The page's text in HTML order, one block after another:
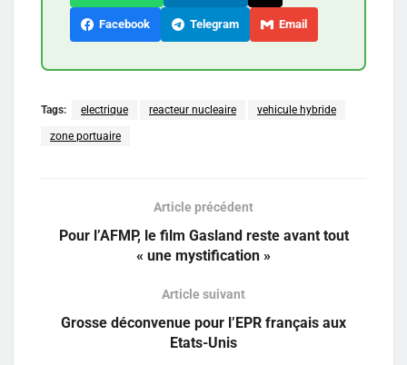
Facebook Telegram Email
Tags: electrique reacteur nucleaire vehicule hybride
zone portuaire
Article précédent
Pour l’AFMP, le film Gasland reste avant tout
« une mystification »
Article suivant
Grosse déconvenue pour l’EPR français aux
Etats-Unis